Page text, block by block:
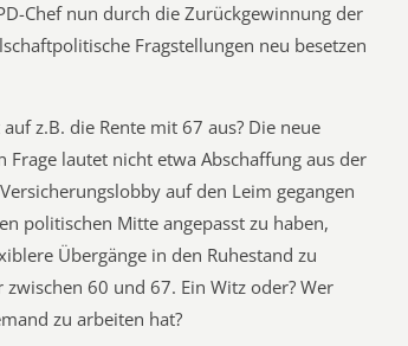
Chef nun durch die Zurückgewinnung der
Fragstellungen neu besetzen
z.B. die Rente mit 67 aus? Die neue
lautet nicht etwa Abschaffung aus der
auf den Leim gegangen
politischen Mitte angepasst zu haben,
Übergänge in den Ruhestand zu
60 und 67. Ein Witz oder? Wer
zu arbeiten hat?